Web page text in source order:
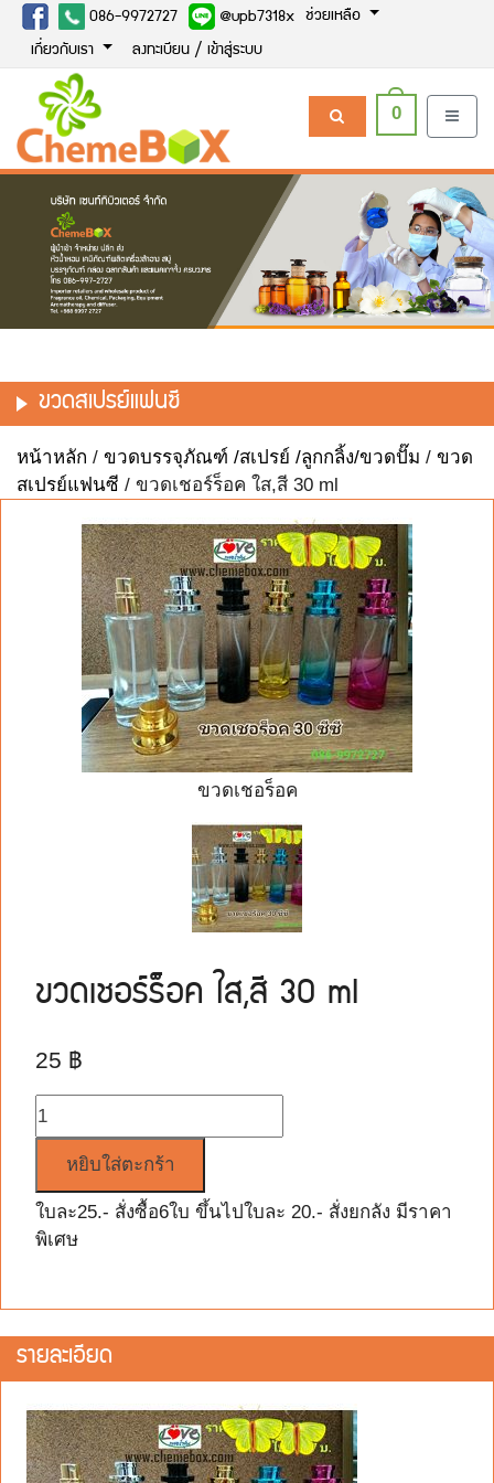
086-9972727 @upb7318x ช่วยเหลือ
เกี่ยวกับเรา ลงทะเบียน / เข้าสู่ระบบ
0
ขวดสเปรย์แฟนซี
หน้าหลัก / ขวดบรรจุภัณฑ์ /สเปรย์ /ลูกกลิ้ง/ขวดปั๊ม / ขวด
สเปรย์แฟนซี / ขวดเชอร์ร็อค ใส,สี 30 ml
ขวดเชอร็อค
ขวดเชอร์ร็อค ใส,สี 30 ml
25 ฿
จำนวน
หยิบใส่ตะกร้า
ใบละ25.- สั่งซื้อ6ใบ ขึ้นไปใบละ 20.- สั่งยกลัง มีราคา
พิเศษ
รายละเอียด